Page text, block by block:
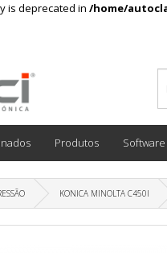
is deprecated in /home/
Produtos Software
KONICA MINOLTA C450I